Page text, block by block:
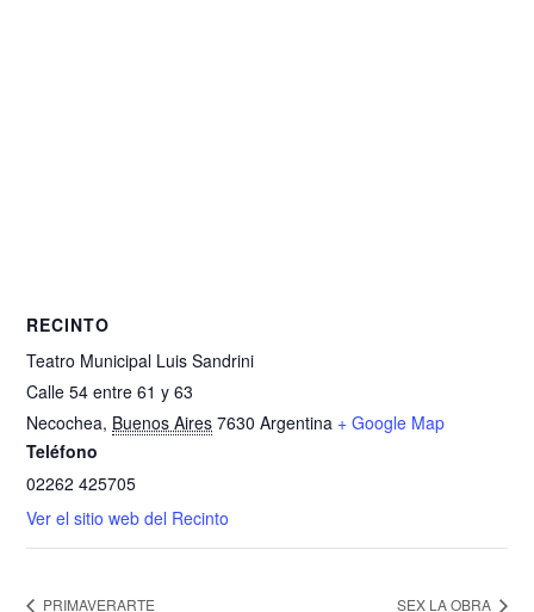
RECINTO
Teatro Municipal Luis Sandrini
Calle 54 entre 61 y 63
Necochea, Buenos Aires 7630 Argentina + Google Map
Teléfono
02262 425705
Ver el sitio web del Recinto
PRIMAVERARTE SEX LA OBRA